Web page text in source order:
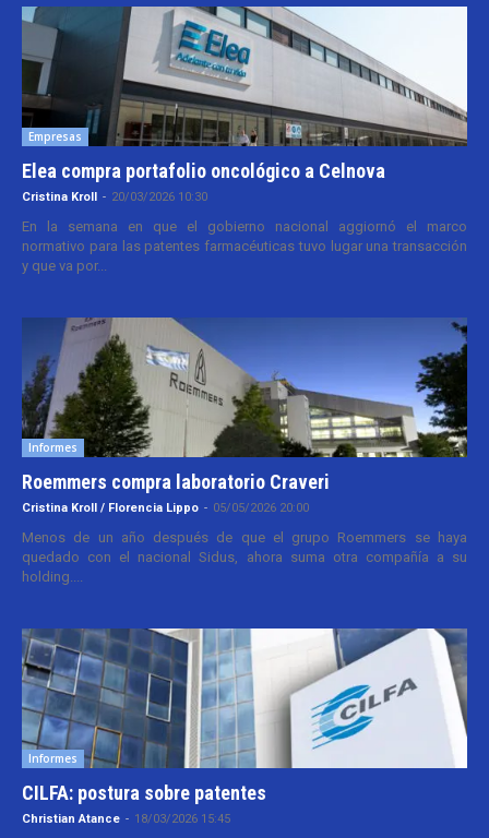
Empresas
Elea compra portafolio oncológico a Celnova
Cristina Kroll - 20/03/2026 10:30
En la semana en que el gobierno nacional aggiornó el marco
normativo para las patentes farmacéuticas tuvo lugar una transacción
y que va por...
Informes
Roemmers compra laboratorio Craveri
Cristina Kroll / Florencia Lippo - 05/05/2026 20:00
Menos de un año después de que el grupo Roemmers se haya
quedado con el nacional Sidus, ahora suma otra compañía a su
holding....
Informes
CILFA: postura sobre patentes
Christian Atance - 18/03/2026 15:45